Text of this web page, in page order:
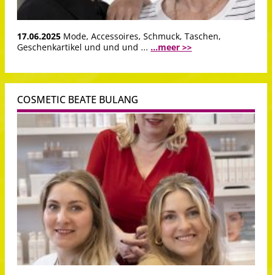
17.06.2025 Mode, Accessoires, Schmuck, Taschen,
Geschenkartikel und und und ... ...meer >>
COSMETIC BEATE BULANG